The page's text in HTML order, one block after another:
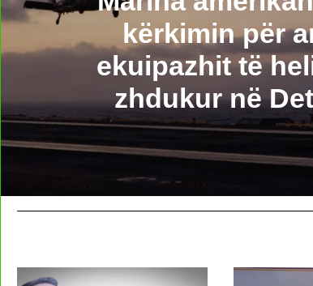
kërkimin për
ekuipazhit të
zhdukur në